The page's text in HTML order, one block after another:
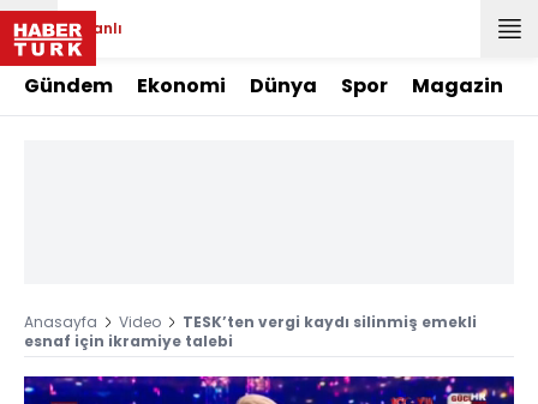
Canlı
Gündem Ekonomi Dünya Spor Magazin
Anasayfa Video
TESK’ten vergi kaydı silinmiş emekli
esnaf için ikramiye talebi